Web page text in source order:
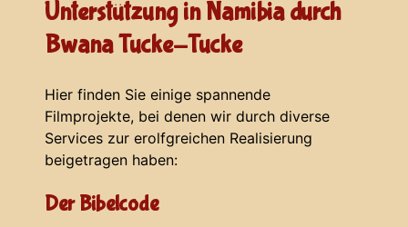
Unterstützung in Namibia durch
Bwana Tucke-Tucke
Hier finden Sie einige spannende
Filmprojekte, bei denen wir durch diverse
Services zur erolfgreichen Realisierung
beigetragen haben:
Der Bibelcode